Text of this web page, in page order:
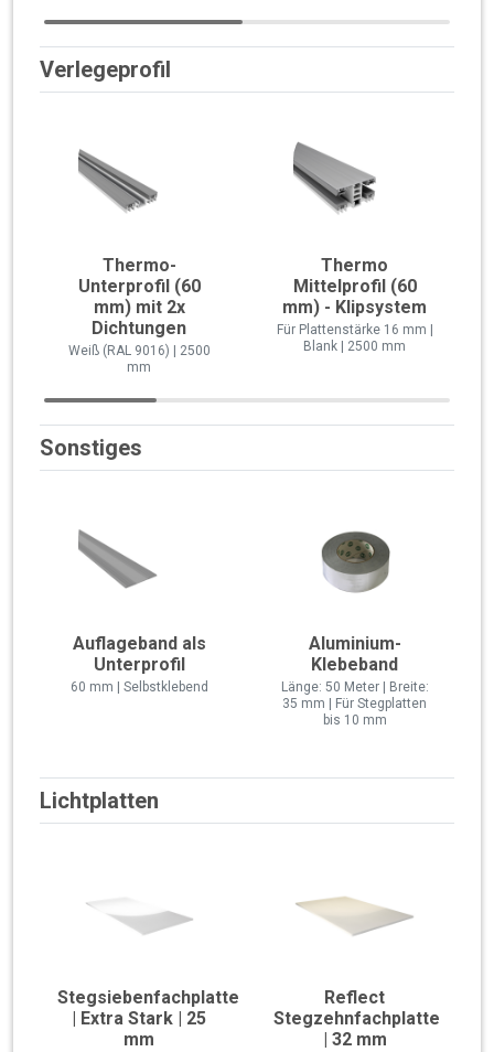
Verlegeprofil
Thermo-
Unterprofil (60
mm) mit 2x
Dichtungen
Weiß (RAL 9016) | 2500
mm
Thermo
Mittelprofil (60
mm) - Klipsystem
Für Plattenstärke 16 mm |
Blank | 2500 mm
Sonstiges
Auflageband als
Unterprofil
60 mm | Selbstklebend
Aluminium-
Klebeband
Länge: 50 Meter | Breite:
35 mm | Für Stegplatten
bis 10 mm
Lichtplatten
Stegsiebenfachplatte
| Extra Stark | 25
mm
Reflect
Stegzehnfachplatte
| 32 mm